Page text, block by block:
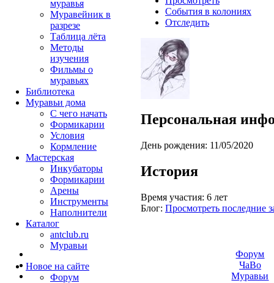
События в колониях
Отследить
Персональная
День рождения: 11/05/2020
История
Время участия: 6 лет
Блог: Просмотреть последние
муравья
Муравейник в
разрезе
Таблица лёта
Методы
изучения
Фильмы о
муравьях
Библиотека
Муравьи дома
С чего начать
Формикарии
Условия
Кормление
Мастерская
Инкубаторы
Формикарии
Арены
Инструменты
Наполнители
Каталог
antclub.ru
Муравьи
Новое на сайте
Форум
Форум
ЧаВо
Муравьи